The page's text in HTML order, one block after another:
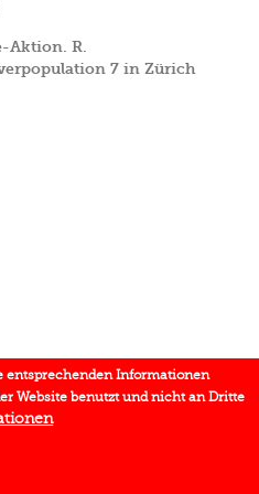
Aktion. R.
7 in Zürich
entsprechenden Informationen
Website benutzt und nicht an Dritte